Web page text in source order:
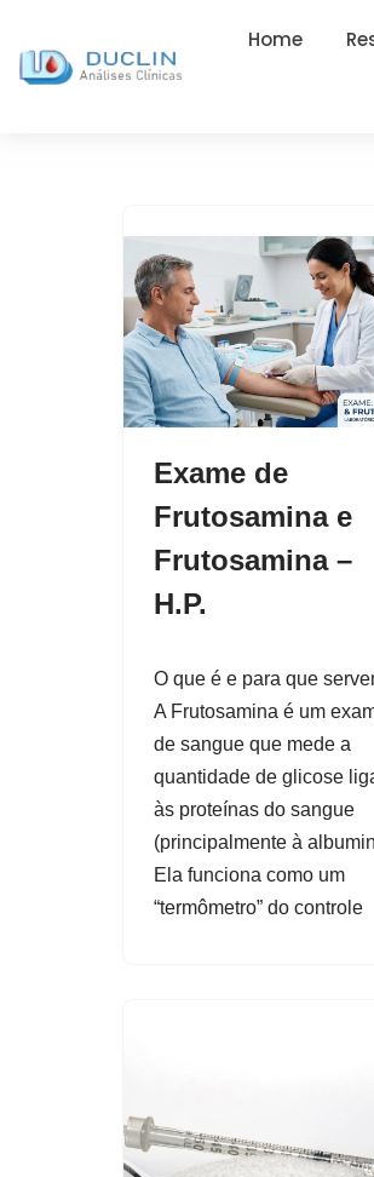
Home
Exame de
Frutosamina e
Frutosamina –
H.P.
O que é e para que
A Frutosamina é um
de sangue que mede a
quantidade de glicose
às proteínas do sangue
(principalmente à
Ela funciona como um
“termômetro” do controle